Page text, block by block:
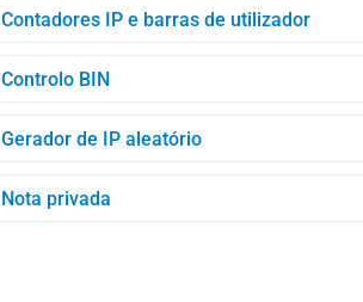
Contadores IP e barras de utilizador
Controlo BIN
Gerador de IP aleatório
Nota privada